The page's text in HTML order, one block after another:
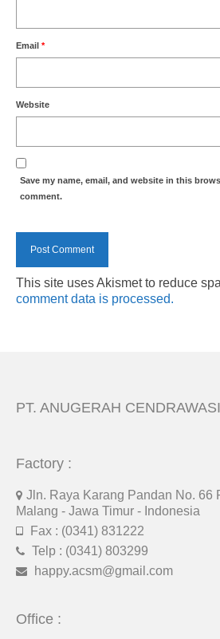
Email *
Website
Save my name, email, and website in this
comment.
This site uses Akismet to reduce
comment data is processed.
PT. ANUGERAH
Factory :
Jln. Raya Karang Pandan No. 66
Malang - Jawa Timur - Indonesia
Fax : (0341) 831222
Telp : (0341) 803299
happy.acsm@gmail.com
Office :